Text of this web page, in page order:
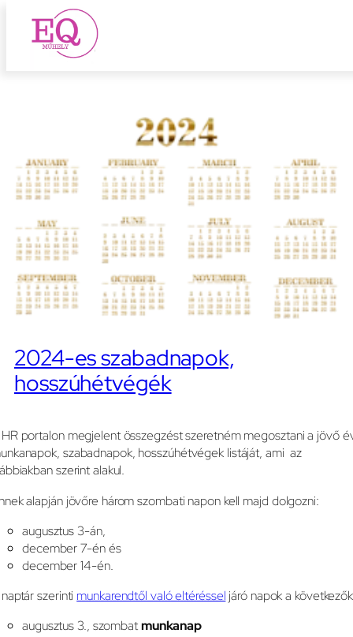
Ugrás2024 szabadnapok
2024-es szabadnapok,
hosszúhétvégék
portalon megjelent összegzést szeretném megosztani a jövő
szabadnapok, hosszúhétvégek listáját, ami az
szerint alakul.
alapján jövőre három szombati napon kell majd dolgozni:
augusztus 3-án,
december 7-én és
december 14-én.
szerinti munkarendtől való eltéréssel járó napok a
augusztus 3., szombatmunkanap